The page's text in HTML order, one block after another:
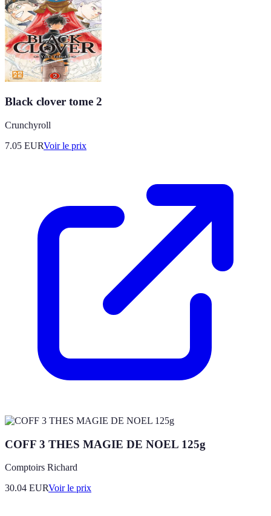
Black clover tome 2
Crunchyroll
7.05 EURVoir le prix
COFF 3 THES MAGIE DE NOEL 125g
Comptoirs Richard
30.04 EURVoir le prix